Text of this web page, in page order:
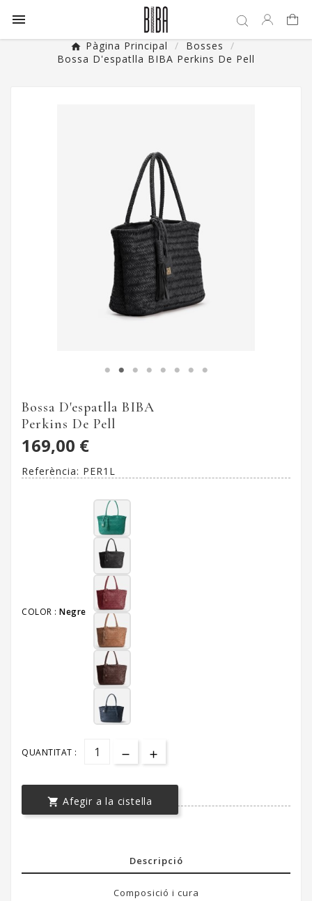

Pàgina Principal
Bosses
Bossa D'espatlla BIBA Perkins De Pell
Bossa D'espatlla BIBA
Perkins De Pell
169,00 €
Referència: PER1L
COLOR : Negre
QUANTITAT :
 Afegir a la cistella
Descripció
Composició i cura